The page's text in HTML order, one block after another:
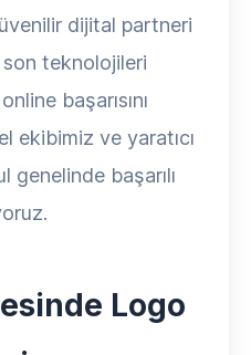
dijital partneri
teknolojileri
başarısını
ekibimiz ve yaratıcı
genelinde başarılı
Logo